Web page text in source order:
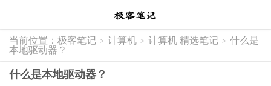
当前位置： 极客笔记 > 计算机 > 计算机 精选笔记 > 什么是
本地驱动器？
什么是本地驱动器？